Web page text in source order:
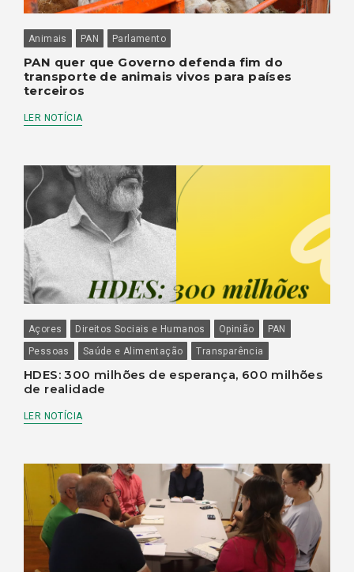
Animais PAN Parlamento
PAN quer que Governo defenda fim do
transporte de animais vivos para países
terceiros
LER NOTÍCIA
Açores Direitos Sociais e Humanos Opinião
PAN
Pessoas
Saúde e Alimentação Transparência
HDES: 300 milhões de esperança, 600 milhões
de realidade
LER NOTÍCIA